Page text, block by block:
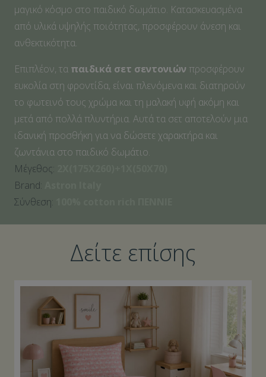
μαγικό κόσμο στο παιδικό δωμάτιο. Κατασκευασμένα
από υλικά υψηλής ποιότητας, προσφέρουν άνεση και
ανθεκτικότητα.
Επιπλέον, τα παιδικά σετ σεντονιών προσφέρουν
ευκολία στη φροντίδα, είναι πλενόμενα και διατηρούν
το φωτεινό τους χρώμα και τη μαλακή υφή ακόμη και
μετά από πολλά πλυντήρια. Αυτά τα σετ αποτελούν μια
ιδανική προσθήκη για να δώσετε χαρακτήρα και
ζωντάνια στο παιδικό δωμάτιο.
Μέγεθος:
Brand:
Σύνθεση:
Δείτε επίσης